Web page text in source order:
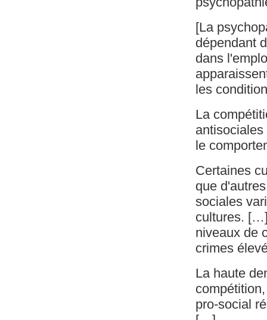
[La
dépendant
dans
les
La
le
Certaines
que
sociales
cultures.
niveaux de
crimes
La haute
pro-social